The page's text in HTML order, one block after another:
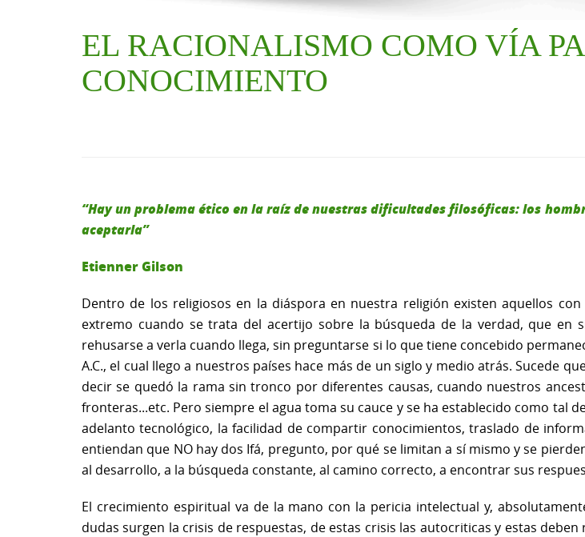
EL RACIONALISMO COMO VÍA
CONOCIMIENTO
“Hay un problema ético en la raíz de nuestras dificultades filosóficas: los
aceptarla”
Etienner Gilson
Dentro de los religiosos en la diáspora en nuestra religión existen aquellos
extremo cuando se trata del acertijo sobre la búsqueda de la verdad, que en
rehusarse a verla cuando llega, sin preguntarse si lo que tiene concebido
A.C., el cual llego a nuestros países hace más de un siglo y medio atrás. Sucede
decir se quedó la rama sin tronco por diferentes causas, cuando nuestros
fronteras...etc. Pero siempre el agua toma su cauce y se ha establecido como tal
adelanto tecnológico, la facilidad de compartir conocimientos, traslado de
entiendan que NO hay dos Ifá, pregunto, por qué se limitan a sí mismo y se
al desarrollo, a la búsqueda constante, al camino correcto, a encontrar sus
El crecimiento espiritual va de la mano con la pericia intelectual y,
dudas surgen la crisis de respuestas, de estas crisis las autocriticas y estas